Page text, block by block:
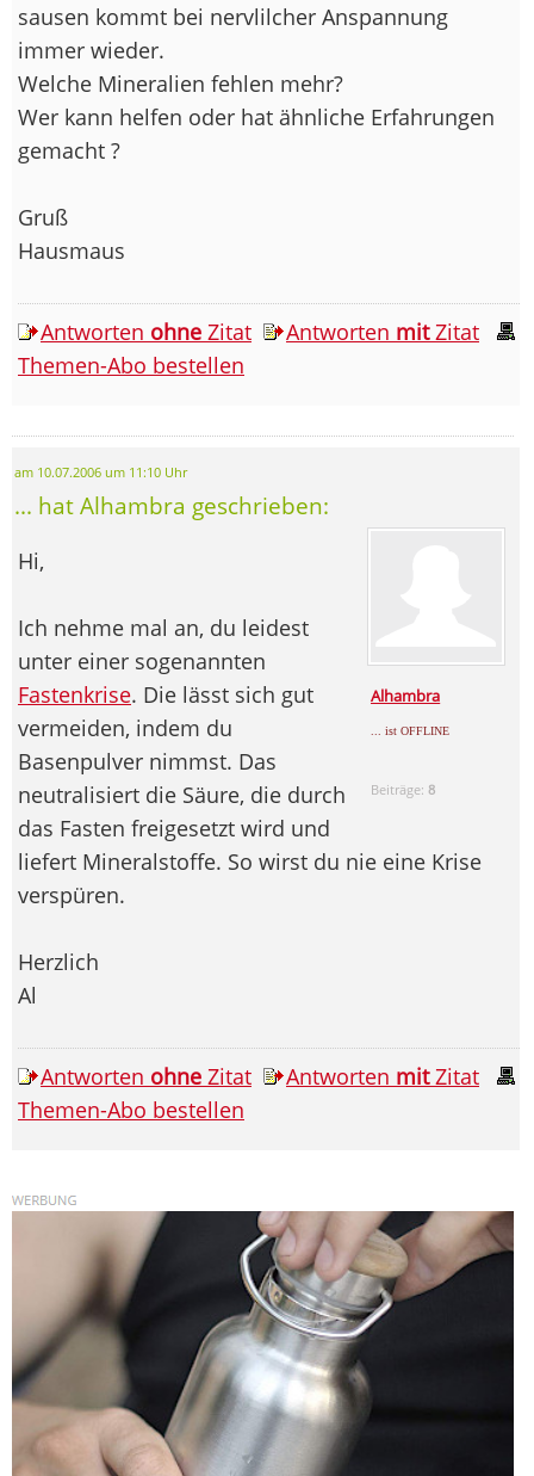
sausen kommt bei nervlilcher Anspannung
immer wieder.
Welche Mineralien fehlen mehr?
Wer kann helfen oder hat ähnliche Erfahrungen
gemacht ?
Gruß
Hausmaus
Antworten ohne Zitat Antworten mitZitat
Themen-Abo bestellen
am 10.07.2006 um 11:10 Uhr
... hat Alhambra geschrieben:
Alhambra
... ist OFFLINE
Beiträge:8
Hi,
Ich nehme mal an, du leidest
unter einer sogenannten
Fastenkrise. Die lässt sich gut
vermeiden, indem du
Basenpulver nimmst. Das
neutralisiert die Säure, die durch
das Fasten freigesetzt wird und
liefert Mineralstoffe. So wirst du nie eine Krise
verspüren.
Herzlich
Al
Antworten ohne Zitat Antworten mitZitat
Themen-Abo bestellen